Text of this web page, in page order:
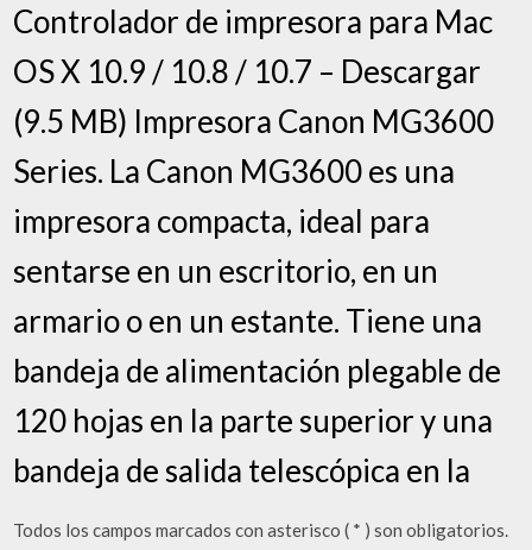
Controlador de impresora para Mac
OS X 10.9 / 10.8 / 10.7 – Descargar
(9.5 MB) Impresora Canon MG3600
Series. La Canon MG3600 es una
impresora compacta, ideal para
sentarse en un escritorio, en un
armario o en un estante. Tiene una
bandeja de alimentación plegable de
120 hojas en la parte superior y una
bandeja de salida telescópica en la
Todos los campos marcados con asterisco ( * ) son obligatorios.